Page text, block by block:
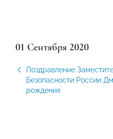
01 Сентября 2020
Поздравление
Безопасности России
рождения